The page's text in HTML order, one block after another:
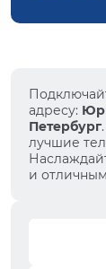
адресу:
Петербург
лучшие
и